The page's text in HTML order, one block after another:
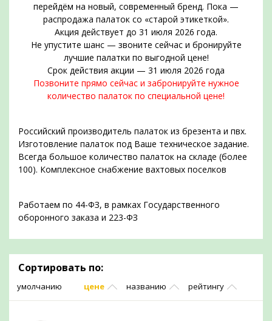
перейдём на новый, современный бренд. Пока —
распродажа палаток со «старой этикеткой».
Акция действует до 31 июля 2026 года.
Не упустите шанс — звоните сейчас и бронируйте
лучшие палатки по выгодной цене!
Срок действия акции — 31 июля 2026 года
Позвоните прямо сейчас и забронируйте нужное
количество палаток по специальной цене!
Российский производитель палаток из брезента и пвх.
Изготовление палаток под Ваше техническое задание.
Всегда большое количество палаток на складе (более
100). Комплексное снабжение вахтовых поселков
Работаем по 44-ФЗ, в рамках Государственного
оборонного заказа и 223-ФЗ
Сортировать по:
умолчанию цене названию рейтингу
подобрать